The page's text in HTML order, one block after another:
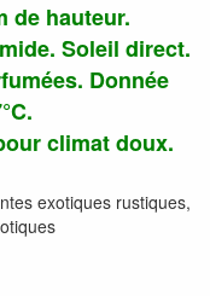
de hauteur.
Soleil direct.
Donnée
climat doux.
exotiques rustiques,